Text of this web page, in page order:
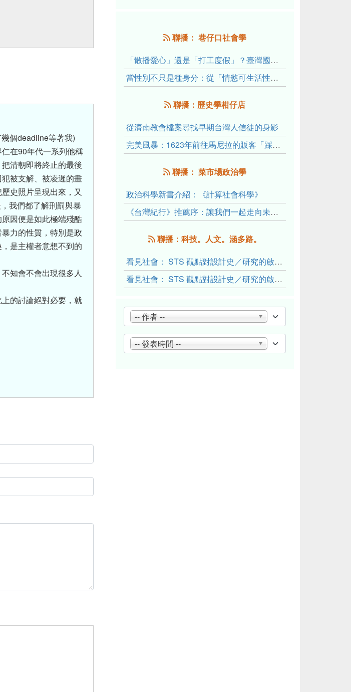
個deadline等著我)
在90年代一系列他稱
清朝即將終止的最後
被支解、被凌遲的畫
史照片呈現出來，又
我們都了解刑罰與暴
因便是如此極端殘酷
力的性質，特別是政
是主權者意想不到的
知會不會出現很多人
的討論絕對必要，就
聯播： 巷仔口社會學
「散播愛心」還是「打工度假」？臺灣國內與跨國捐卵的利他修辭、金錢動機與身體代價
當性別不只是種身分：從「情慾可生活性」理解跨性別者的身體、慾望與認同探索
聯播：歷史學柑仔店
從濟南教會檔案尋找早期台灣人信徒的身影
完美風暴：1623年前往馬尼拉的販客「踩線團」怎麼會困死於澎湖?
聯播： 菜市場政治學
政治科學新書介紹：《計算社會科學》
《台灣紀行》推薦序：讓我們一起走向未來文明的備忘錄
聯播：科技。人文。涵多路。
看見社會： STS 觀點對設計史／研究的啟發與反思（下）
看見社會： STS 觀點對設計史／研究的啟發與反思（上）
-- 作者 --
-- 發表時間 --